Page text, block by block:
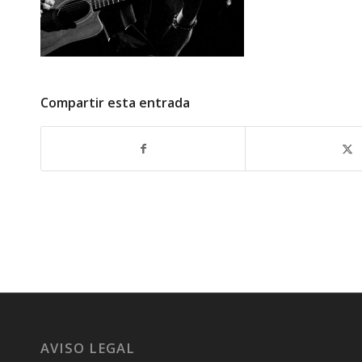
Compartir esta entrada
AVISO LEGAL